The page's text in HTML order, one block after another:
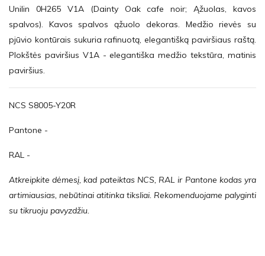
Unilin 0H265 V1A (Dainty Oak cafe noir; Ąžuolas, kavos
spalvos). Kavos spalvos ąžuolo dekoras. Medžio rievės su
pjūvio kontūrais sukuria rafinuotą, elegantišką paviršiaus raštą.
Plokštės paviršius V1A - elegantiška medžio tekstūra, matinis
paviršius.
NCS S8005-Y20R
Pantone -
RAL -
Atkreipkite dėmesį, kad pateiktas NCS, RAL ir Pantone kodas yra
artimiausias, nebūtinai atitinka tiksliai. Rekomenduojame palyginti
su tikruoju pavyzdžiu.